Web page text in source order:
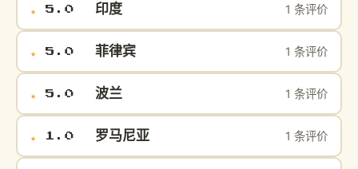
★ 5.0 印度 1 条评价
★ 5.0 菲律宾 1 条评价
★ 5.0 波兰 1 条评价
★ 1.0 罗马尼亚 1 条评价